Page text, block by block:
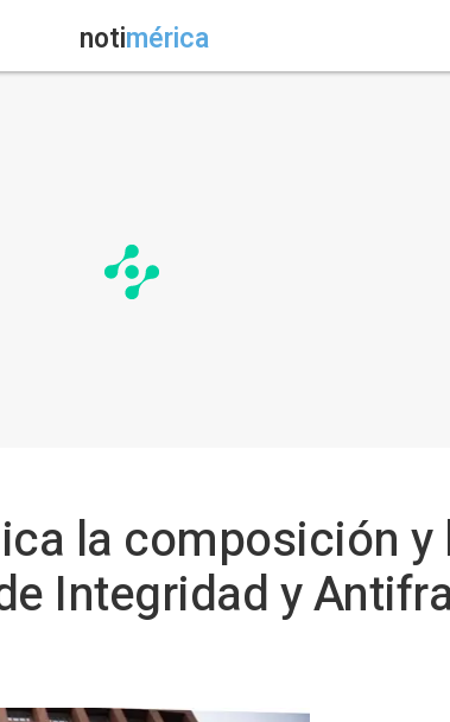
notimérica
la composición y
Integridad y